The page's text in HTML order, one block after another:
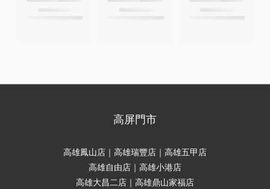
高屏門市
高雄鳳山店｜高雄瑞豐店｜高雄五甲店
高雄自由店｜高雄小港店
高雄大昌二店｜高雄鼎山家福店